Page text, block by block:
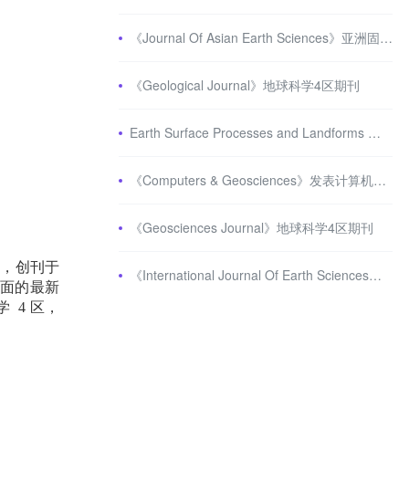
创刊于
的最新
4 区，
《Journal Of Asian Earth Sciences》亚洲固体地球科学相关sci期刊
《Geological Journal》地球科学4区期刊
Earth Surface Processes and Landforms 地球科学2区期刊 审稿严格
《Computers & Geosciences》发表计算机科学和地球科学之间高影响力的原创研究
《Geosciences Journal》地球科学4区期刊
《International Journal Of Earth Sciences》地球科学3区期刊